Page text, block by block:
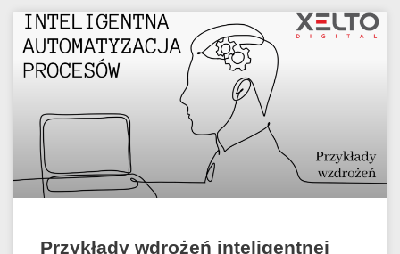
Przykłady wdrożeń inteligentnej